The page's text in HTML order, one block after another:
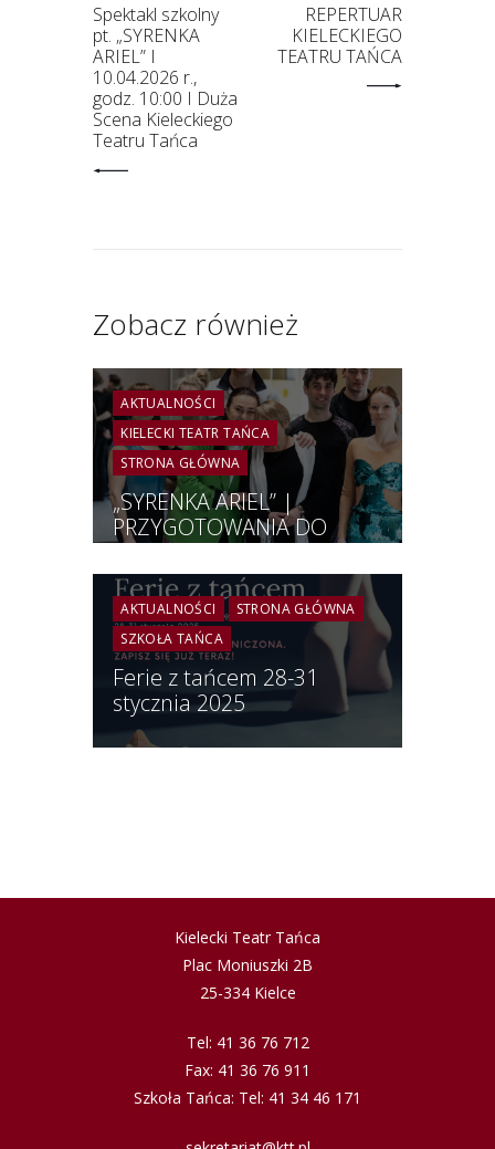
Spektakl szkolny
pt. „SYRENKA
ARIEL” I
10.04.2026 r.,
godz. 10:00 I Duża
Scena Kieleckiego
Teatru Tańca
REPERTUAR
KIELECKIEGO
TEATRU TAŃCA
Zobacz również
AKTUALNOŚCI
KIELECKI TEATR TAŃCA
STRONA GŁÓWNA
„SYRENKA ARIEL” |
PRZYGOTOWANIA DO
PREMIERY | PRZYMIARKI
KOSTIUMÓW |
FOTORELACJA
AKTUALNOŚCI
STRONA GŁÓWNA
SZKOŁA TAŃCA
Ferie z tańcem 28-31
stycznia 2025
Kielecki Teatr Tańca
Plac Moniuszki 2B
25-334 Kielce
Tel: 41 36 76 712
Fax: 41 36 76 911
Szkoła Tańca: Tel: 41 34 46 171